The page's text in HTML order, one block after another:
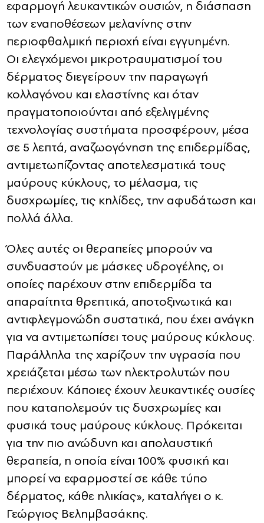
εφαρμογή λευκαντικών ουσιών, η διάσπαση
των εναποθέσεων μελανίνης στην
περιοφθαλμική περιοχή είναι εγγυημένη.
Οι ελεγχόμενοι μικροτραυματισμοί του
δέρματος διεγείρουν την παραγωγή
κολλαγόνου και ελαστίνης και όταν
πραγματοποιούνται από εξελιγμένης
τεχνολογίας συστήματα προσφέρουν, μέσα
σε 5 λεπτά, αναζωογόνηση της επιδερμίδας,
αντιμετωπίζοντας αποτελεσματικά τους
μαύρους κύκλους, το μέλασμα, τις
δυσχρωμίες, τις κηλίδες, την αφυδάτωση και
πολλά άλλα.
Όλες αυτές οι θεραπείες μπορούν να
συνδυαστούν με μάσκες υδρογέλης, οι
οποίες παρέχουν στην επιδερμίδα τα
απαραίτητα θρεπτικά, αποτοξινωτικά και
αντιφλεγμονώδη συστατικά, που έχει ανάγκη
για να αντιμετωπίσει τους μαύρους κύκλους.
Παράλληλα της χαρίζουν την υγρασία που
χρειάζεται μέσω των ηλεκτρολυτών που
περιέχουν. Κάποιες έχουν λευκαντικές ουσίες
που καταπολεμούν τις δυσχρωμίες και
φυσικά τους μαύρους κύκλους. Πρόκειται
για την πιο ανώδυνη και απολαυστική
θεραπεία, η οποία είναι 100% φυσική και
μπορεί να εφαρμοστεί σε κάθε τύπο
δέρματος, κάθε ηλικίας», καταλήγει ο κ.
Γεώργιος Βελημβασάκης.